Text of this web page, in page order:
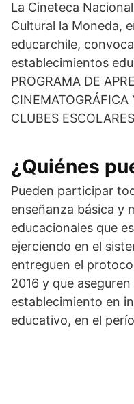
La Cineteca
Cultural la Moneda,
educarchile,
establecimientos
PROGRAMA DE
CINEMATOGRÁFICA
CLUBES
¿Quiénes
Pueden participar
enseñanza básica y
educacionales que
ejerciendo en el
entreguen el
2016 y que
establecimiento en
educativo, en el